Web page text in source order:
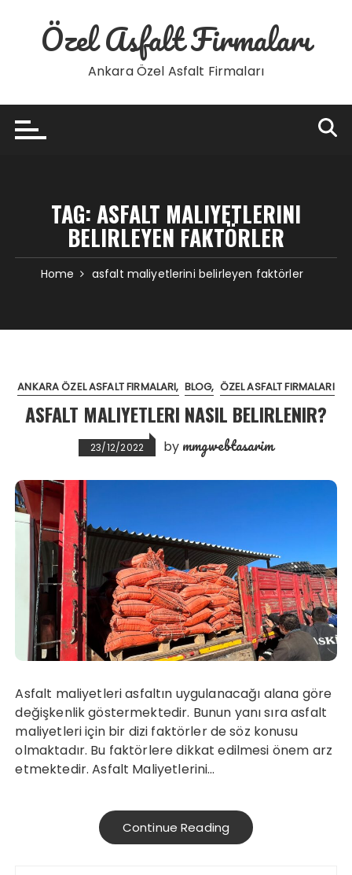
contentÖzel Asfalt Firmaları
Ankara Özel Asfalt Firmaları
TAG:ASFALT MALIYETLERINI
BELIRLEYEN FAKTÖRLER
Home asfalt maliyetlerini belirleyen faktörler
ANKARA ÖZEL ASFALT FIRMALARI BLOG ÖZEL ASFALT FIRMALARI
ASFALT MALIYETLERI NASIL BELIRLENIR?
23/12/2022 by mmgwebtasarim
Asfalt maliyetleri asfaltın uygulanacağı alana göre
değişkenlik göstermektedir. Bunun yanı sıra asfalt
maliyetleri için bir dizi faktörler de söz konusu
olmaktadır. Bu faktörlere dikkat edilmesi önem arz
etmektedir. Asfalt Maliyetlerini…
Continue Reading